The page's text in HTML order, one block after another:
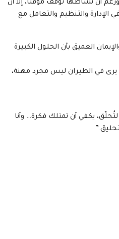
أن نشاطها توقف مؤقتًا، إلا أن
الإدارة والتنظيم والتعامل مع
العميق بأن الحلول الكبيرة
يرى في الطيران ليس مجرد مهنة،
يكفي أن تمتلك فكرة… وأنا